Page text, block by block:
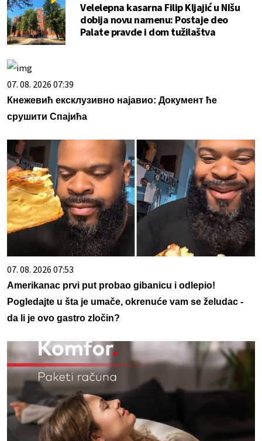
Velelepna kasarna Filip Kljajić u NIšu
dobija novu namenu: Postaje deo
Palate pravde i dom tužilaštva
07. 08. 2026 07:39
Кнежевић ексклузивно најавио: Документ ће
срушити Спајића
07. 08. 2026 07:53
Amerikanac prvi put probao gibanicu i odlepio!
Pogledajte u šta je umače, okrenuće vam se želudac -
da li je ovo gastro zločin?